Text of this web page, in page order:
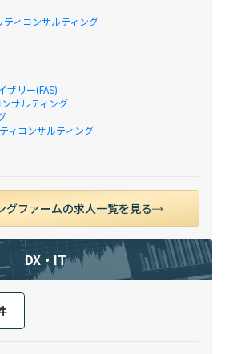
ィコンサルティング
ザリー(FAS)
サルティング
ィコンサルティング
グファームの求人一覧を見る
DX・IT